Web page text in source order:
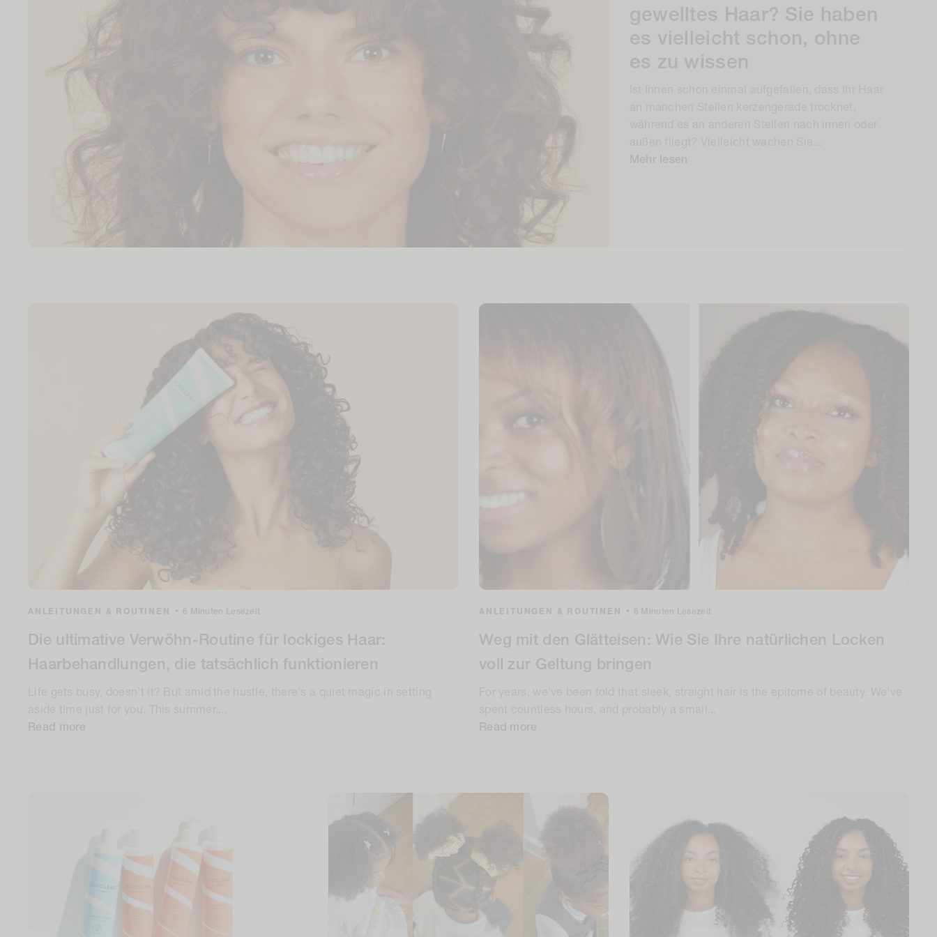
gewelltes Haar? Sie haben
es vielleicht schon, ohne
es zu wissen
Mehr lesen
ANLEITUNGEN & ROUTINEN • 6 Minuten Lesezeit
Die ultimative Verwöhn-Routine für lockiges Haar:
Haarbehandlungen, die tatsächlich funktionieren
Read more
ANLEITUNGEN & ROUTINEN • 6 Minuten Lesezeit
Weg mit den Glätteisen: Wie Sie Ihre natürlichen Locken
voll zur Geltung bringen
Read more